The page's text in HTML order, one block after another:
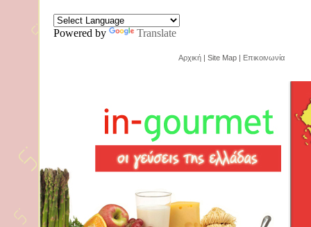
Powered by Translate
Αρχική | Site Map | Επικοινωνία